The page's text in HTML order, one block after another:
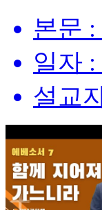
본문 :
일자 :
설교